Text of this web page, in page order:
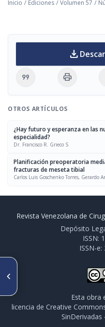
Inicio / Ediciones / Volumen 57 /
download
format_quote print
OTROS ARTÍCULOS
¿Hay futuro y esperanza en las
especialidad?
Dr. Francisco R. Grieco S
Planificación preoperatoria
fracturas de meseta tibial
Carlos Luis Goschenko Torres, Gerardo
Cirugía reconstructiva en
osteosíntesis fallida de
progresión a osteoartrosis
temprana. Reporte de Caso
Revista Venezolana de
Depósito
ISSN:
ISSN-
Esta obra
licencia de Creative